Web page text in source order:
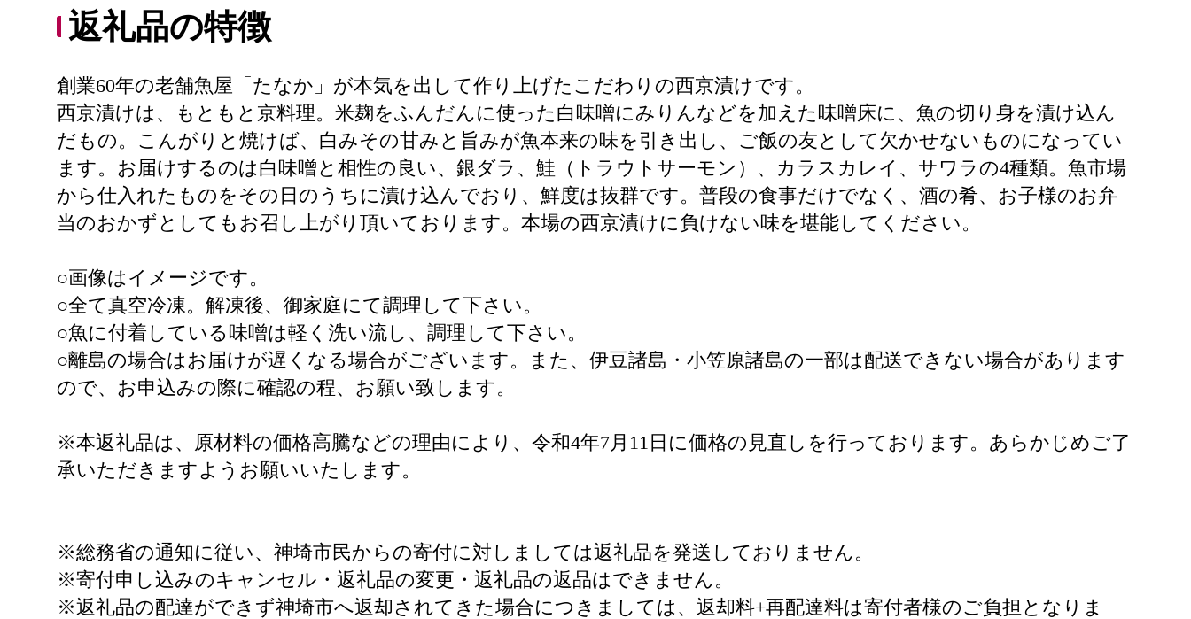
返礼品の特徴
創業60年の老舗魚屋「たなか」が本気を出して作り上げたこだわりの西京漬けです。
西京漬けは、もともと京料理。米麹をふんだんに使った白味噌にみりんなどを加えた味噌床に、魚の切り身を漬け込ん
だもの。こんがりと焼けば、白みその甘みと旨みが魚本来の味を引き出し、ご飯の友として欠かせないものになってい
ます。お届けするのは白味噌と相性の良い、銀ダラ、鮭（トラウトサーモン）、カラスカレイ、サワラの4種類。魚市場
から仕入れたものをその日のうちに漬け込んでおり、鮮度は抜群です。普段の食事だけでなく、酒の肴、お子様のお弁
当のおかずとしてもお召し上がり頂いております。本場の西京漬けに負けない味を堪能してください。
○画像はイメージです。
○全て真空冷凍。解凍後、御家庭にて調理して下さい。
○魚に付着している味噌は軽く洗い流し、調理して下さい。
○離島の場合はお届けが遅くなる場合がございます。また、伊豆諸島・小笠原諸島の一部は配送できない場合があります
ので、お申込みの際に確認の程、お願い致します。
※本返礼品は、原材料の価格高騰などの理由により、令和4年7月11日に価格の見直しを行っております。あらかじめご了
承いただきますようお願いいたします。
※総務省の通知に従い、神埼市民からの寄付に対しましては返礼品を発送しておりません。
※寄付申し込みのキャンセル・返礼品の変更・返礼品の返品はできません。
※返礼品の配達ができず神埼市へ返却されてきた場合につきましては、返却料+再配達料は寄付者様のご負担となりま